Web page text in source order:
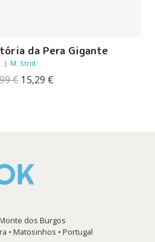
da Pera Gigante
J. M. Strid
€ O
15,29 €
dos Burgos
• Matosinhos • Portugal